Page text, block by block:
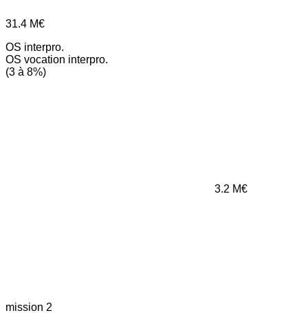
31.4 M€
OS interpro.
OS vocation interpro.
(3 à 8%)
3.2 M€
mission 2